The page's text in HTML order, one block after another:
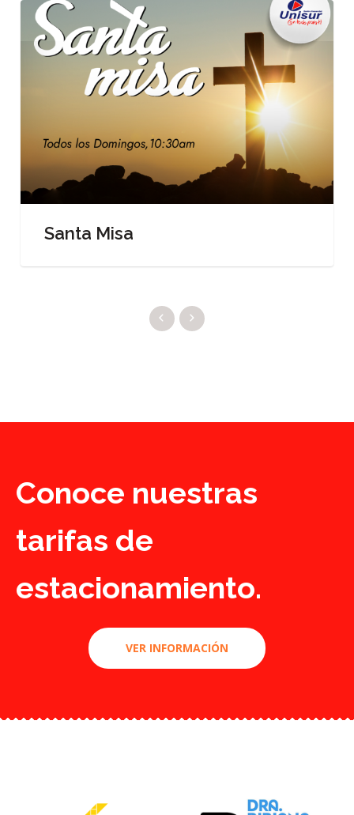
Santa Misa
Conoce nuestras
tarifas de
estacionamiento.
VER INFORMACIÓN